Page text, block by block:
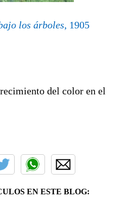
los árboles, 1905
del color en el
EN ESTE BLOG: